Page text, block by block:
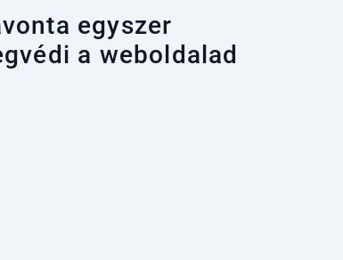
egyszer
a weboldalad